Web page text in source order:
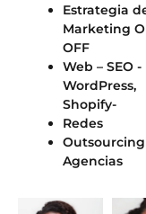
Estrategia
Marketing
OFF
Web – SEO -
WordPress,
Shopify-
Redes
Agencias